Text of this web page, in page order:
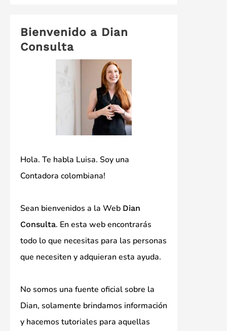
Bienvenido a Dian
Consulta
Hola. Te habla Luisa. Soy una
Contadora colombiana!
Sean bienvenidos a la Web Dian
Consulta. En esta web encontrarás
todo lo que necesitas para las personas
que necesiten y adquieran esta ayuda.
No somos una fuente oficial sobre la
Dian, solamente brindamos información
y hacemos tutoriales para aquellas